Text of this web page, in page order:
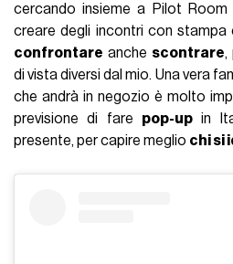
cercando insieme a Pilot
creare degli incontri con
confrontare anche scontrare,
di vista diversi dal mio. Una vera
che andrà in negozio è molto
previsione di fare pop-up in
presente, per capire meglio chi si